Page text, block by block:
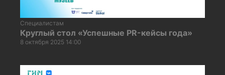
Специалистам
Круглый стол «Успешные PR-кейсы года»
8 октября 2025 14:00